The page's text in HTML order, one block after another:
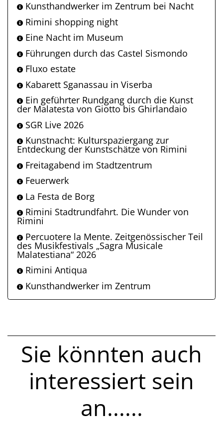
Kunsthandwerker im Zentrum bei Nacht
Rimini shopping night
Eine Nacht im Museum
Führungen durch das Castel Sismondo
Fluxo estate
Kabarett Sganassau in Viserba
Ein geführter Rundgang durch die Kunst
der Malatesta von Giotto bis Ghirlandaio
SGR Live 2026
Kunstnacht: Kulturspaziergang zur
Entdeckung der Kunstschätze von Rimini
Freitagabend im Stadtzentrum
Feuerwerk
La Festa de Borg
Rimini Stadtrundfahrt. Die Wunder von
Rimini
Percuotere la Mente. Zeitgenössischer Teil
des Musikfestivals „Sagra Musicale
Malatestiana“ 2026
Rimini Antiqua
Kunsthandwerker im Zentrum
Sie könnten auch
interessiert sein
an......